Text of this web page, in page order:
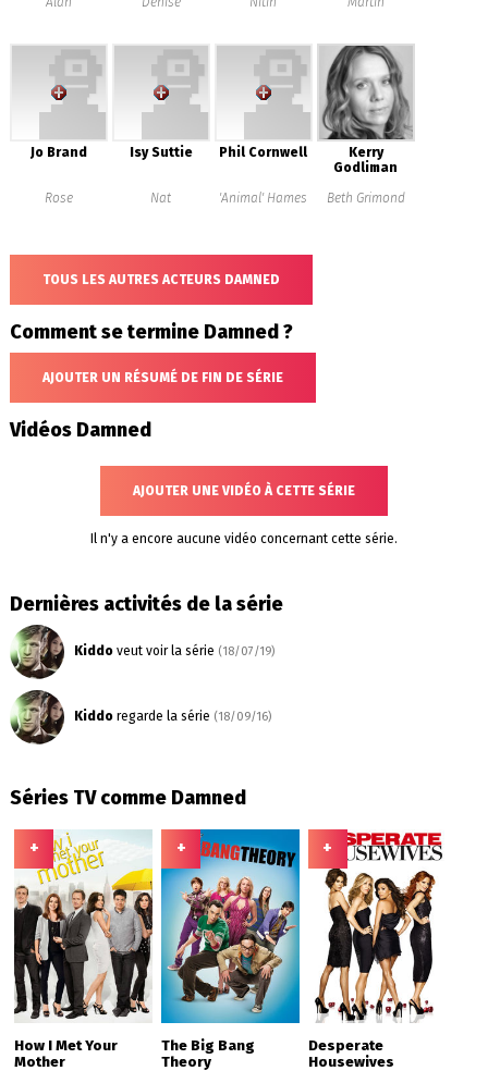
Jo Brand
Rose
Isy Suttie
Nat
Phil Cornwell
'Animal' Hames
Kerry
Godliman
Beth Grimond
TOUS LES AUTRES ACTEURS DAMNED
Comment se termine Damned ?
AJOUTER UN RÉSUMÉ DE FIN DE SÉRIE
Vidéos Damned
AJOUTER UNE VIDÉO À CETTE SÉRIE
Il n'y a encore aucune vidéo concernant cette série.
Dernières activités de la série
Kiddoveut voir la série (18/07/19)
Kiddoregarde la série (18/09/16)
Séries TV comme Damned
+
How I Met Your
Mother
+
The Big Bang
Theory
+
Desperate
Housewives